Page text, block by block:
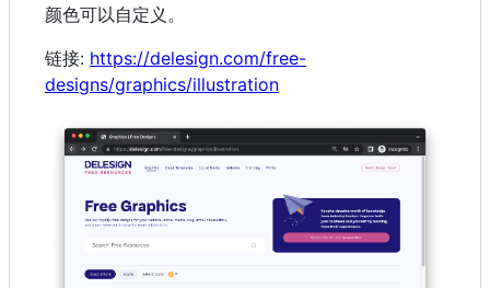
颜色可以自定义。
链接: https://delesign.com/free-
designs/graphics/illustration